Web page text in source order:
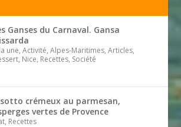
Ganses du Carnaval. Gansa
une, Activité, Alpes-Maritimes, Articles,
Nice, Recettes, Société
crémeux au parmesan,
vertes de Provence
Recettes